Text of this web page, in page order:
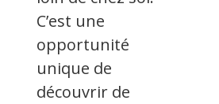
C’est une
opportunité
unique de
découvrir de